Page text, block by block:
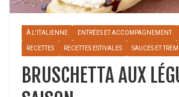
À L'ITALIENNE ENTRÉES ET ACCOMPAGNEMENT
RECETTES RECETTES ESTIVALES SAUCES ET
BRUSCHETTA AUX